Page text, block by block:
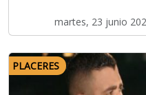
martes, 23 junio
PLACERES